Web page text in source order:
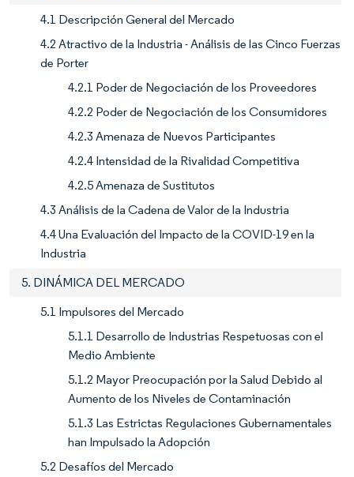
4.1 Descripción General del Mercado
4.2 Atractivo de la Industria - Análisis de las Cinco Fuerzas
de Porter
4.2.1 Poder de Negociación de los Proveedores
4.2.2 Poder de Negociación de los Consumidores
4.2.3 Amenaza de Nuevos Participantes
4.2.4 Intensidad de la Rivalidad Competitiva
4.2.5 Amenaza de Sustitutos
4.3 Análisis de la Cadena de Valor de la Industria
4.4 Una Evaluación del Impacto de la COVID-19 en la
Industria
5. DINÁMICA DEL MERCADO
5.1 Impulsores del Mercado
5.1.1 Desarrollo de Industrias Respetuosas con el
Medio Ambiente
5.1.2 Mayor Preocupación por la Salud Debido al
Aumento de los Niveles de Contaminación
5.1.3 Las Estrictas Regulaciones Gubernamentales
han Impulsado la Adopción
5.2 Desafíos del Mercado